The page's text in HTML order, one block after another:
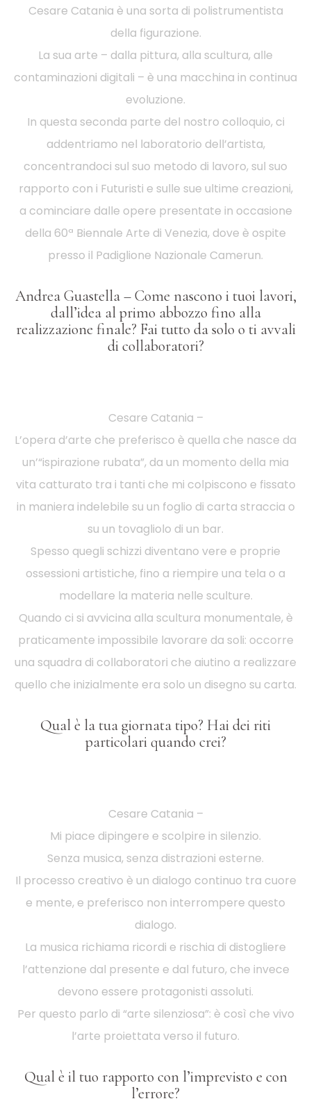
Cesare Catania è una sorta di polistrumentista
della figurazione.
La sua arte – dalla pittura, alla scultura, alle
contaminazioni digitali – è una macchina in continua
evoluzione.
In questa seconda parte del nostro colloquio, ci
addentriamo nel laboratorio dell’artista,
concentrandoci sul suo metodo di lavoro, sul suo
rapporto con i Futuristi e sulle sue ultime creazioni,
a cominciare dalle opere presentate in occasione
della 60ª Biennale Arte di Venezia, dove è ospite
presso il Padiglione Nazionale Camerun.
Andrea Guastella – Come nascono i tuoi lavori,
dall’idea al primo abbozzo fino alla
realizzazione finale? Fai tutto da solo o ti avvali
di collaboratori?
Cesare Catania –
L’opera d’arte che preferisco è quella che nasce da
un’“ispirazione rubata”, da un momento della mia
vita catturato tra i tanti che mi colpiscono e fissato
in maniera indelebile su un foglio di carta straccia o
su un tovagliolo di un bar.
Spesso quegli schizzi diventano vere e proprie
ossessioni artistiche, fino a riempire una tela o a
modellare la materia nelle sculture.
Quando ci si avvicina alla scultura monumentale, è
praticamente impossibile lavorare da soli: occorre
una squadra di collaboratori che aiutino a realizzare
quello che inizialmente era solo un disegno su carta.
Qual è la tua giornata tipo? Hai dei riti
particolari quando crei?
Cesare Catania –
Mi piace dipingere e scolpire in silenzio.
Senza musica, senza distrazioni esterne.
Il processo creativo è un dialogo continuo tra cuore
e mente, e preferisco non interrompere questo
dialogo.
La musica richiama ricordi e rischia di distogliere
l’attenzione dal presente e dal futuro, che invece
devono essere protagonisti assoluti.
Per questo parlo di “arte silenziosa”: è così che vivo
l’arte proiettata verso il futuro.
Qual è il tuo rapporto con l’imprevisto e con
l’errore?